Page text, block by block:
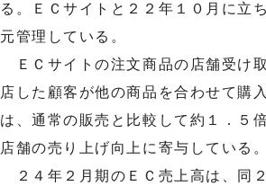
る。ＥＣサイトと２２年１０月に立
元管理している。
ＥＣサイトの注文商品の店舗受け
店した顧客が他の商品を合わせて購
は、通常の販売と比較して約１．５
店舗の売り上げ向上に寄与している。
２４年２月期のＥＣ売上高は、同